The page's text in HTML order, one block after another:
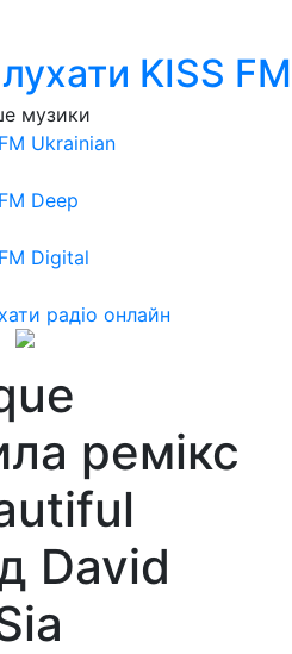
KISS FM
музики
Ukrainian
Deep
Digital
радіо онлайн
ремікс
David